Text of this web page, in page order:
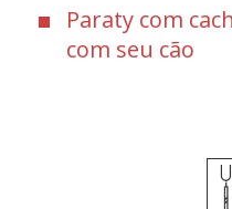
Paraty com
com seu cão